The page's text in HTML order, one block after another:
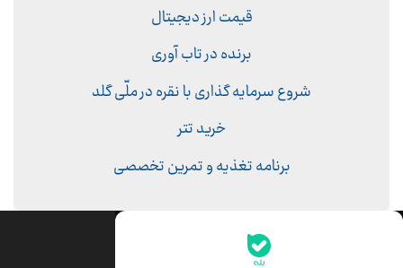
قیمت ارز دیجیتال
برنده در تاب آوری
شروع سرمایه گذاری با نقره در ملّی گلد
خرید تتر
برنامه تغذیه و تمرین تخصصی
جدیدترین قیمت‌ها